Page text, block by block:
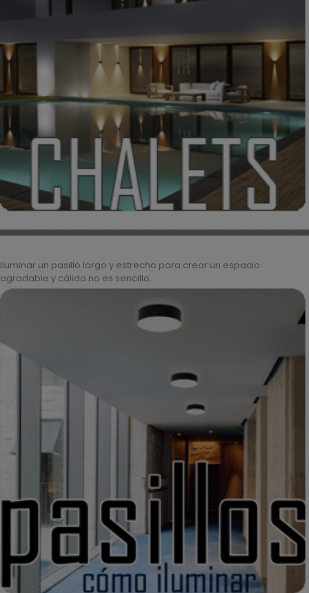
Iluminar un pasillo largo y estrecho para crear un espacio
agradable y cálido no es sencillo.